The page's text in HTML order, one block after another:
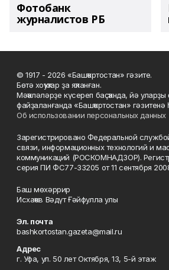
Фотобанк
журналистов РБ
© 1917 - 2026 «Башҡортостан» гәзите.
Бөтә хоҡуҡтар ҙа яҡланған.
Мәҡәләләрҙе күсереп баҫҡанда, йә
файҙаланғанда «Башҡортостан» гәзитенә
Об использовании персональных данных
Зарегистрировано Федеральной
связи, информационных технологий и
коммуникаций (РОСКОМНАДЗОР).
серия ПИ ФС77-33205 от 11 сентября
Баш мөхәррир
Исхаҡов Вәдүт Ғәйфулла улы
Эл. почта
bashkortostan.gazeta@mail.ru
Адрес
г. Уфа, ул. 50 лет Октября, 13, 5-й этаж